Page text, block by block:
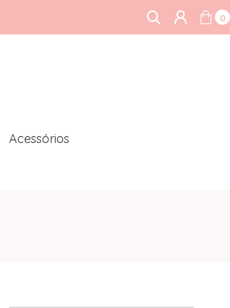
0
Acessórios